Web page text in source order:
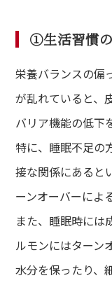
①生活習慣
栄養バランスの偏
が乱れていると、
バリア機能の低下
特に、睡眠不足の
接な関係にあると
ーンオーバーによ
また、睡眠時には
ルモンにはターン
水分を保ったり、